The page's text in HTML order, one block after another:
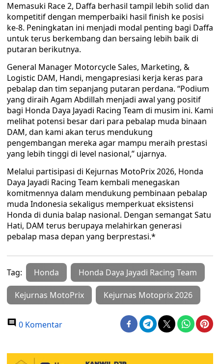
Memasuki Race 2, Daffa berhasil tampil lebih solid dan
kompetitif dengan memperbaiki hasil finish ke posisi
ke-8. Peningkatan ini menjadi modal penting bagi Daffa
untuk terus berkembang dan bersaing lebih baik di
putaran berikutnya.
General Manager Motorcycle Sales, Marketing, &
Logistic DAM, Handi, mengapresiasi kerja keras para
pebalap dan tim sepanjang putaran perdana. “Podium
yang diraih Agam Abdillah menjadi awal yang positif
bagi Honda Daya Jayadi Racing Team di musim ini. Kami
melihat potensi besar dari para pebalap muda binaan
DAM, dan kami akan terus mendukung
pengembangan mereka agar mampu meraih prestasi
yang lebih tinggi di level nasional,” ujarnya.
Melalui partisipasi di Kejurnas MotoPrix 2026, Honda
Daya Jayadi Racing Team kembali menegaskan
komitmennya dalam mendukung pembinaan pebalap
muda Indonesia sekaligus memperkuat eksistensi
Honda di dunia balap nasional. Dengan semangat Satu
Hati, DAM terus berupaya melahirkan generasi
pebalap masa depan yang berprestasi.*
Tag: Honda Honda Daya Jayadi Racing Team
Kejurnas MotoPrix Kejurnas Motoprix 2026
0 Komentar